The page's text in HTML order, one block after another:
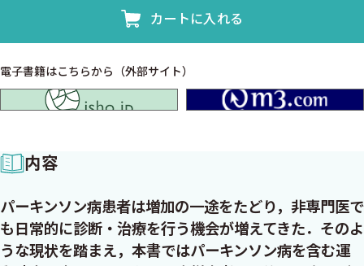
カートに入れる
電子書籍はこちらから（外部サイト）
内容
パーキンソン病患者は増加の一途をたどり，非専門医で
も日常的に診断・治療を行う機会が増えてきた．そのよ
うな現状を踏まえ，本書ではパーキンソン病を含む運